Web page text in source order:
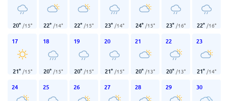
20° /15° 22° /14° 22° /15° 23° /14° 24° /15° 23° /16° 22° /16°
17
21° /15°
18
20° /15°
19
20° /15°
20
21° /15°
21
20° /13°
22
20° /13°
23
21° /14°
24 25 26 27 28 29 30